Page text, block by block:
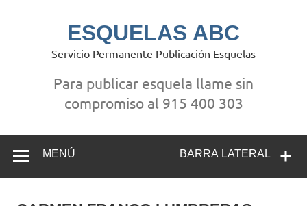
ESQUELAS ABC
Servicio Permanente Publicación Esquelas
Para publicar esquela llame sin
compromiso al 915 400 303
BARRA LATERAL
MENÚ